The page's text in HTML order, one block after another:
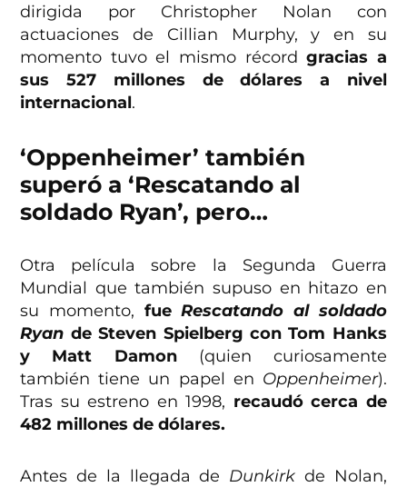
dirigida por Christopher Nolan con
actuaciones de Cillian Murphy, y en su
momento tuvo el mismo récord gracias a
sus 527 millones de dólares a nivel
internacional.
‘Oppenheimer’ también
superó a ‘Rescatando al
soldado Ryan’, pero…
Otra película sobre la Segunda Guerra
Mundial que también supuso en hitazo en
su momento, fueRescatando al soldado
Ryan de Steven Spielberg con Tom Hanks
y Matt Damon(quien curiosamente
también tiene un papel en Oppenheimer).
Tras su estreno en 1998, recaudó cerca de
482 millones de dólares.
Antes de la llegada de Dunkirk de Nolan,